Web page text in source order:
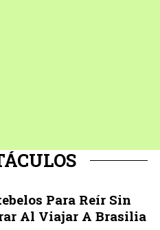
Para Reír Sin
Al Viajar A Brasilia